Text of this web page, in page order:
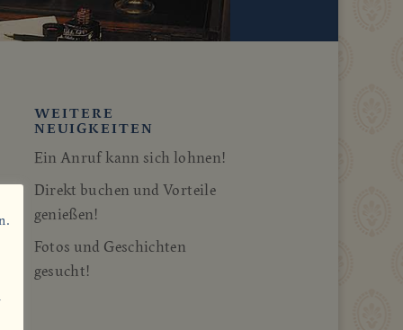
WEITERE
NEUIGKEITEN
Ein Anruf kann sich lohnen!
Direkt buchen und Vorteile
genießen!
Fotos und Geschichten
gesucht!